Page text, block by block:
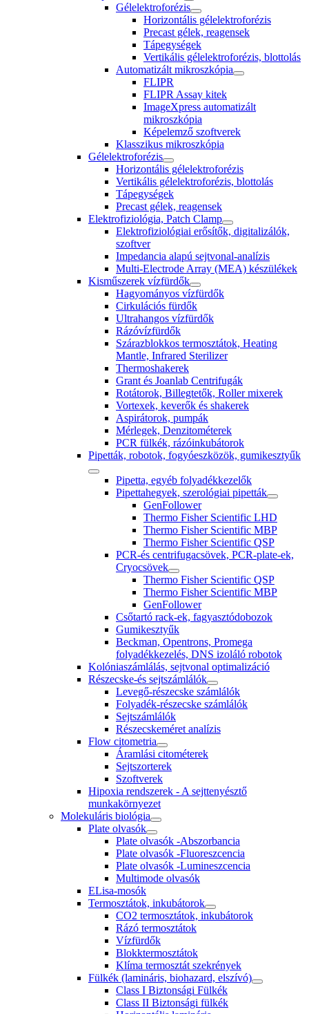
Gélelektroforézis
Horizontális gélelektroforézis
Precast gélek, reagensek
Tápegységek
Vertikális gélelektroforézis, blottolás
Automatizált mikroszkópia
FLIPR
FLIPR Assay kitek
ImageXpress automatizált
mikroszkópia
Képelemző szoftverek
Klasszikus mikroszkópia
Gélelektroforézis
Horizontális gélelektroforézis
Vertikális gélelektroforézis, blottolás
Tápegységek
Precast gélek, reagensek
Elektrofiziológia, Patch Clamp
Elektrofiziológiai erősítők, digitalizálók,
szoftver
Impedancia alapú sejtvonal-analízis
Multi-Electrode Array (MEA) készülékek
Kisműszerek vízfürdők
Hagyományos vízfürdők
Cirkulációs fürdők
Ultrahangos vízfürdők
Rázóvízfürdők
Szárazblokkos termosztátok, Heating
Mantle, Infrared Sterilizer
Thermoshakerek
Grant és Joanlab Centrifugák
Rotátorok, Billegtetők, Roller mixerek
Vortexek, keverők és shakerek
Aspirátorok, pumpák
Mérlegek, Denzitométerek
PCR fülkék, rázóinkubátorok
Pipetták, robotok, fogyóeszközök, gumikesztyűk
Pipetta, egyéb folyadékkezelők
Pipettahegyek, szerológiai pipetták
GenFollower
Thermo Fisher Scientific LHD
Thermo Fisher Scientific MBP
Thermo Fisher Scientific QSP
PCR-és centrifugacsövek, PCR-plate-ek,
Cryocsövek
Thermo Fisher Scientific QSP
Thermo Fisher Scientific MBP
GenFollower
Csőtartó rack-ek, fagyasztódobozok
Gumikesztyűk
Beckman, Opentrons, Promega
folyadékkezelés, DNS izoláló robotok
Kolóniaszámlálás, sejtvonal optimalizáció
Részecske-és sejtszámlálók
Levegő-részecske számlálók
Folyadék-részecske számlálók
Sejtszámlálók
Részecskeméret analízis
Flow citometria
Áramlási citométerek
Sejtszorterek
Szoftverek
Hipoxia rendszerek - A sejttenyésztő
munkakörnyezet
Molekuláris biológia
Plate olvasók
Plate olvasók -Abszorbancia
Plate olvasók -Fluoreszcencia
Plate olvasók -Lumineszcencia
Multimode olvasók
ELisa-mosók
Termosztátok, inkubátorok
CO2 termosztátok, inkubátorok
Rázó termosztátok
Vízfürdők
Blokktermosztátok
Klíma termosztát szekrények
Fülkék (lamináris, biohazard, elszívó)
Class I Biztonsági Fülkék
Class II Biztonsági fülkék